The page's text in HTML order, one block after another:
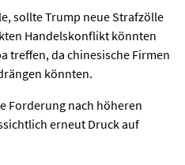
sollte Trump neue Strafzölle
Handelskonflikt könnten
treffen, da chinesische Firmen
könnten.
Forderung nach höheren
erneut Druck auf